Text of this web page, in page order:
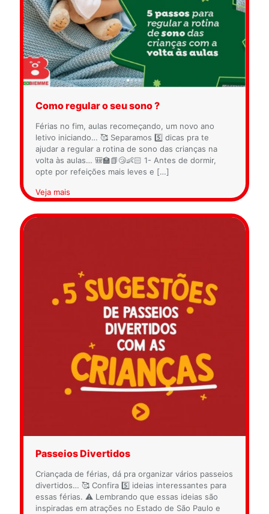
Como regular o seu sono ?
Férias no fim, aulas recomeçando, um novo ano
letivo iniciando… 🥰 Separamos 5️⃣ dicas pra te
ajudar a regular a rotina de sono das crianças na
volta às aulas… 🎒🏫📗😴👶🏻 1- Antes de dormir,
opte por refeições mais leves e […]
Veja mais
Passeios Divertidos
Criançada de férias, dá pra organizar vários passeios
divertidos… 🥰 Confira 5️⃣ ideias interessantes para
essas férias. ⚠️ Lembrando que essas ideias são
inspiradas em atrações no Estado de São Paulo e